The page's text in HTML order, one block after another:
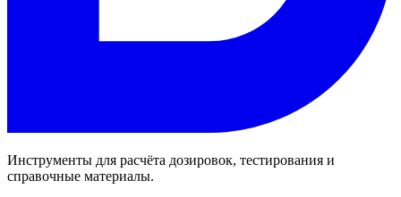
Инструменты для расчёта дозировок, тестирования и
справочные материалы.